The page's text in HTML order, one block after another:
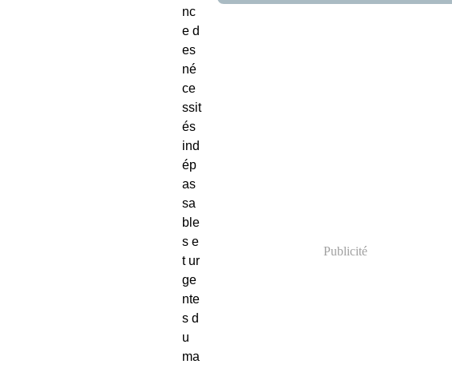
nc
e d
es
né
ce
ssit
és
ind
ép
as
sa
ble
s e
t ur
ge
nte
s d
u
ma
Publicité